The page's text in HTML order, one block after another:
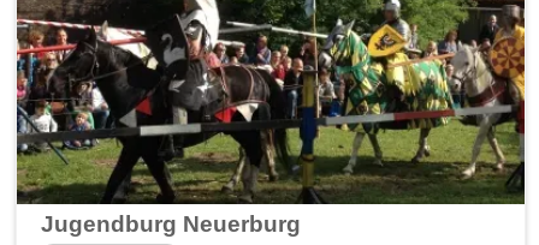
Jugendburg Neuerburg